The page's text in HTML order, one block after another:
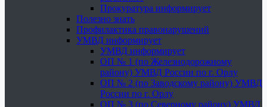
Прокуратура информирует
Полезно знать
Профилактика правонарушений
УМВД информирует
УМВД информирует
ОП № 1 (по Железнодорожному
району) УМВД России по г. Орлу
ОП № 2 (по Заводскому району) УМВД
России по г. Орлу
ОП № 3 (по Северному району) УМВД